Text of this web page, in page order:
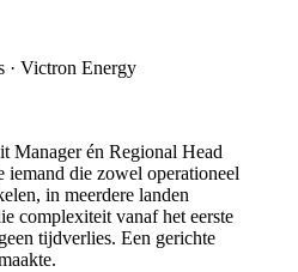
· Victron Energy
Manager én Regional Head
iemand die zowel operationeel
in meerdere landen
complexiteit vanaf het eerste
tijdverlies. Een gerichte